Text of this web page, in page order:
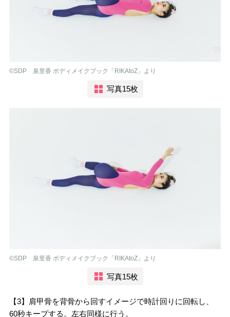
©︎SDP 泉里香 ボディメイクブック「RIKAtoZ」より
写真15枚
©︎SDP 泉里香 ボディメイクブック「RIKAtoZ」より
写真15枚
【3】肩甲骨を背骨から回すイメージで時計回りに回転し、
60秒キープする。左右同様に行う。